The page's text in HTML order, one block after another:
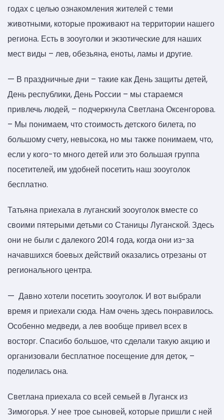
годах с целью ознакомления жителей с теми
животными, которые проживают на территории нашего
региона. Есть в зооуголки и экзотические для наших
мест виды – лев, обезьяна, еноты, ламы и другие.
— В праздничные дни – такие как День защиты детей,
День республики, День России – мы стараемся
привлечь людей, – подчеркнула Светлана Оксенгорова.
– Мы понимаем, что стоимость детского билета, по
большому счету, невысока, но мы также понимаем, что,
если у кого-то много детей или это большая группа
посетителей, им удобней посетить наш зооуголок
бесплатно.
Татьяна приехала в луганский зооуголок вместе со
своими пятерыми детьми со Станицы Луганской. Здесь
они не были с далекого 2014 года, когда они из-за
начавшихся боевых действий оказались отрезаны от
регионального центра.
— Давно хотели посетить зооуголок. И вот выбрали
время и приехали сюда. Нам очень здесь понравилось.
Особенно медведи, а лев вообще привел всех в
восторг. Спасибо большое, что сделали такую акцию и
организовали бесплатное посещение для деток, –
поделилась она.
Светлана приехала со всей семьей в Луганск из
Зимогорья. У нее трое сыновей, которые пришли с ней